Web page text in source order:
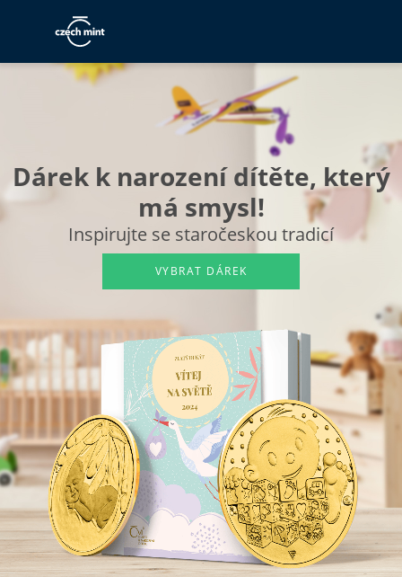
Dárek k narození dítěte, který
má smysl!
Inspirujte se staročeskou tradicí
VYBRAT DÁREK